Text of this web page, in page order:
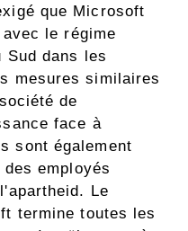
que Microsoft
le régime
Sud dans les
mesures similaires
de
face à
sont également
employés
Le
termine toutes les